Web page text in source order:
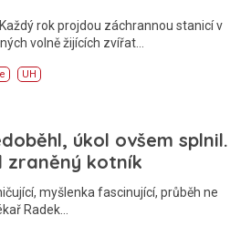
Každý rok projdou záchrannou stanicí v
volně žijících zvířat…
UH
úkol ovšem splnil.
zraněný kotník
myšlenka fascinující, průběh ne
Radek…